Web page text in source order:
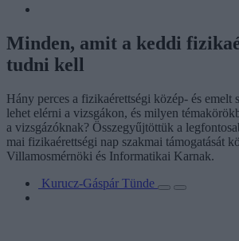
Minden, amit a keddi
tudni kell
Hány perces a fizikaérettségi közép- és emelt
lehet elérni a vizsgákon, és milyen
a vizsgázóknak? Összegyűjtöttük a
mai fizikaérettségi nap szakmai támogatását
Villamosmérnöki és Informatikai Karnak.
Kurucz-Gáspár Tünde